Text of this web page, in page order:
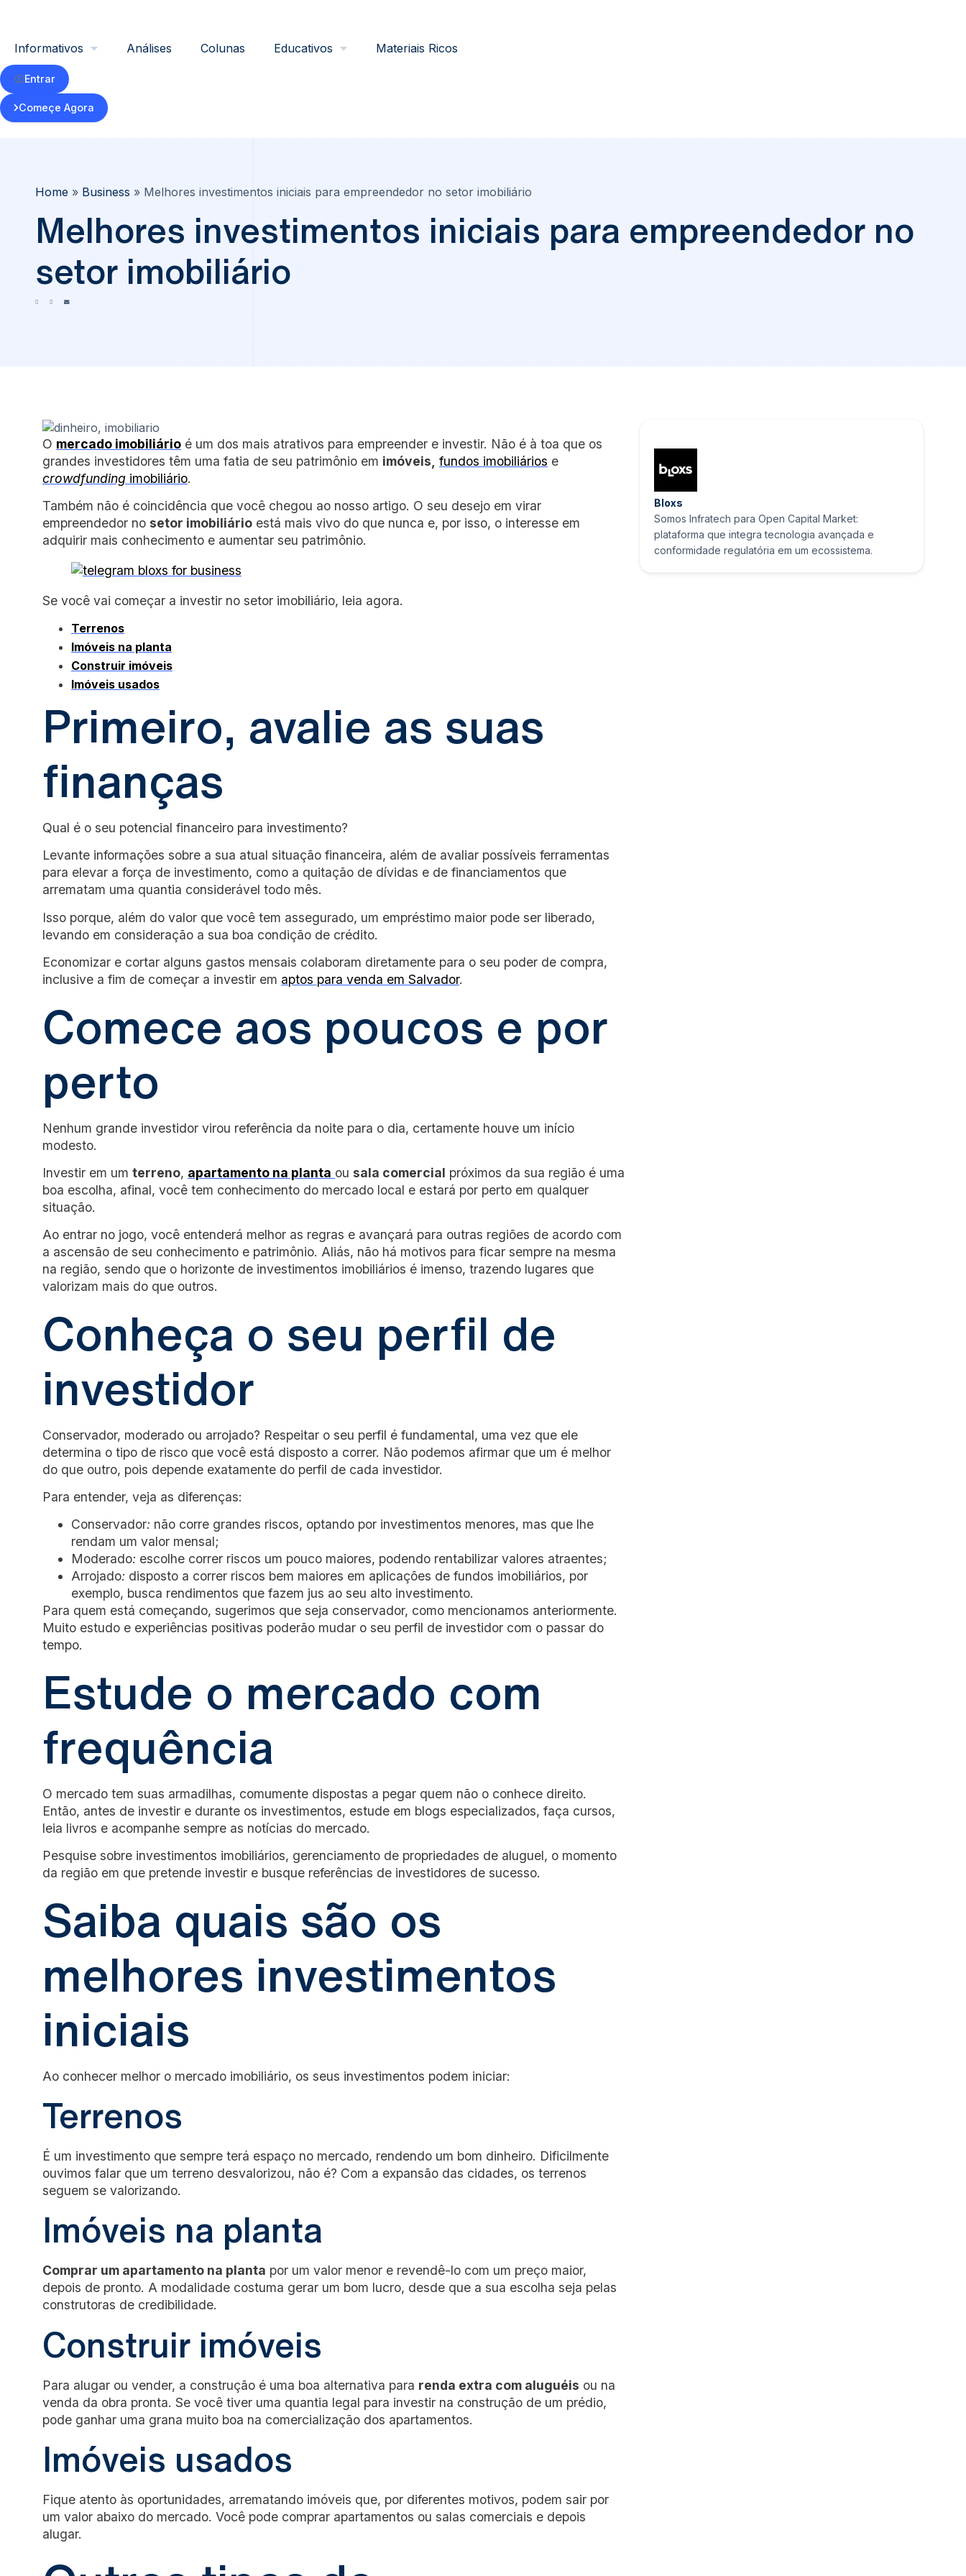
Informativos Análises Colunas Educativos Materiais Ricos
Entrar
Começe Agora
Home » Business » Melhores investimentos iniciais para empreendedor no setor imobiliário
Melhores investimentos iniciais para empreendedor no
setor imobiliário
O mercado imobiliário é um dos mais atrativos para empreender e investir. Não é à toa que os
grandes investidores têm uma fatia de seu patrimônio em imóveis, fundos imobiliários e
crowdfunding imobiliário.
Também não é coincidência que você chegou ao nosso artigo. O seu desejo em virar
empreendedor no setor imobiliário está mais vivo do que nunca e, por isso, o interesse em
adquirir mais conhecimento e aumentar seu patrimônio.
Se você vai começar a investir no setor imobiliário, leia agora.
Terrenos
Imóveis na planta
Construir imóveis
Imóveis usados
Primeiro, avalie as suas
finanças
Qual é o seu potencial financeiro para investimento?
Levante informações sobre a sua atual situação financeira, além de avaliar possíveis ferramentas
para elevar a força de investimento, como a quitação de dívidas e de financiamentos que
arrematam uma quantia considerável todo mês.
Isso porque, além do valor que você tem assegurado, um empréstimo maior pode ser liberado,
levando em consideração a sua boa condição de crédito.
Economizar e cortar alguns gastos mensais colaboram diretamente para o seu poder de compra,
inclusive a fim de começar a investir em aptos para venda em Salvador.
Comece aos poucos e por
perto
Nenhum grande investidor virou referência da noite para o dia, certamente houve um início
modesto.
Investir em um terreno, apartamento na planta ou sala comercial próximos da sua região é uma
boa escolha, afinal, você tem conhecimento do mercado local e estará por perto em qualquer
situação.
Ao entrar no jogo, você entenderá melhor as regras e avançará para outras regiões de acordo com
a ascensão de seu conhecimento e patrimônio. Aliás, não há motivos para ficar sempre na mesma
na região, sendo que o horizonte de investimentos imobiliários é imenso, trazendo lugares que
valorizam mais do que outros.
Conheça o seu perfil de
investidor
Conservador, moderado ou arrojado? Respeitar o seu perfil é fundamental, uma vez que ele
determina o tipo de risco que você está disposto a correr. Não podemos afirmar que um é melhor
do que outro, pois depende exatamente do perfil de cada investidor.
Para entender, veja as diferenças:
Conservador: não corre grandes riscos, optando por investimentos menores, mas que lhe
rendam um valor mensal;
Moderado: escolhe correr riscos um pouco maiores, podendo rentabilizar valores atraentes;
Arrojado: disposto a correr riscos bem maiores em aplicações de fundos imobiliários, por
exemplo, busca rendimentos que fazem jus ao seu alto investimento.
Para quem está começando, sugerimos que seja conservador, como mencionamos anteriormente.
Muito estudo e experiências positivas poderão mudar o seu perfil de investidor com o passar do
tempo.
Estude o mercado com
frequência
O mercado tem suas armadilhas, comumente dispostas a pegar quem não o conhece direito.
Então, antes de investir e durante os investimentos, estude em blogs especializados, faça cursos,
leia livros e acompanhe sempre as notícias do mercado.
Pesquise sobre investimentos imobiliários, gerenciamento de propriedades de aluguel, o momento
da região em que pretende investir e busque referências de investidores de sucesso.
Saiba quais são os
melhores investimentos
iniciais
Ao conhecer melhor o mercado imobiliário, os seus investimentos podem iniciar:
Terrenos
É um investimento que sempre terá espaço no mercado, rendendo um bom dinheiro. Dificilmente
ouvimos falar que um terreno desvalorizou, não é? Com a expansão das cidades, os terrenos
seguem se valorizando.
Imóveis na planta
Comprar um apartamento na planta por um valor menor e revendê-lo com um preço maior,
depois de pronto. A modalidade costuma gerar um bom lucro, desde que a sua escolha seja pelas
construtoras de credibilidade.
Construir imóveis
Para alugar ou vender, a construção é uma boa alternativa para renda extra com aluguéis ou na
venda da obra pronta. Se você tiver uma quantia legal para investir na construção de um prédio,
pode ganhar uma grana muito boa na comercialização dos apartamentos.
Imóveis usados
Fique atento às oportunidades, arrematando imóveis que, por diferentes motivos, podem sair por
um valor abaixo do mercado. Você pode comprar apartamentos ou salas comerciais e depois
alugar.
Bloxs
Somos Infratech para Open Capital Market:
plataforma que integra tecnologia avançada e
conformidade regulatória em um ecossistema.